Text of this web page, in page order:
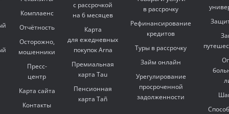
Комплаенс
Отчётность
Осторожно,
мошенники
Пресс-
центр
Карта сайта
Контакты
с рассрочкой
на 6 месяцев
Карта
для ежедневных
покупок Arna
Премиальная
карта Tau
Пенсионная
карта Tañ
в рассрочку
Рефинансирование
кредитов
Туры в рассрочку
Займ онлайн
Урегулирование
просроченной
задолженности